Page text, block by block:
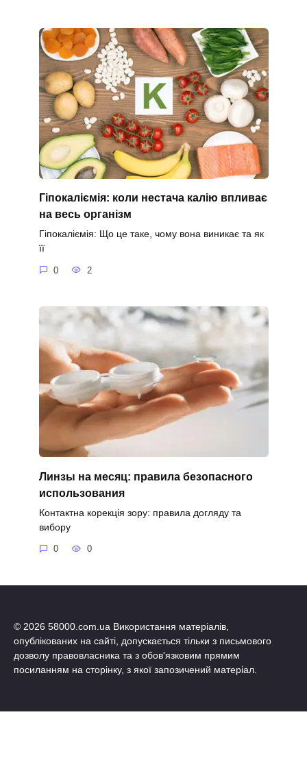
Гіпокаліємія: коли нестача калію впливає
на весь організм
Гіпокаліємія: Що це таке, чому вона виникає та як
її
0 2
Линзы на месяц: правила безопасного
использования
Контактна корекція зору: правила догляду та
вибору
0 0
© 2026 58000.com.ua Використання матеріалів,
опублікованих на сайті, допускається тільки з письмового
дозволу правовласника та з обов'язковим прямим
посиланням на сторінку, з якої запозичений матеріал.